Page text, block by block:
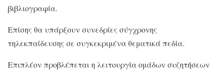
βιβλιογραφία.
Επίσης θα υπάρξουν συνεδρίες σύγχρονης
τηλεκπαίδευσης σε συγκεκριμένα θεματικά πεδία.
Επιπλέον προβλέπεται η λειτουργία ομάδων συζητήσεων